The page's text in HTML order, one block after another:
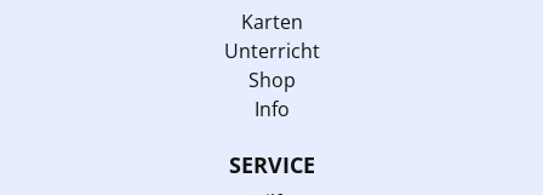
Karten
Unterricht
Shop
Info
SERVICE